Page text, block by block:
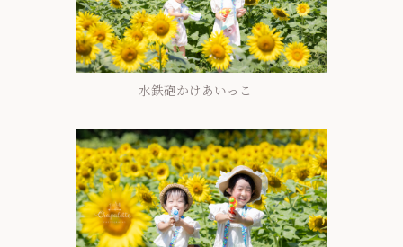
水鉄砲かけあいっこ